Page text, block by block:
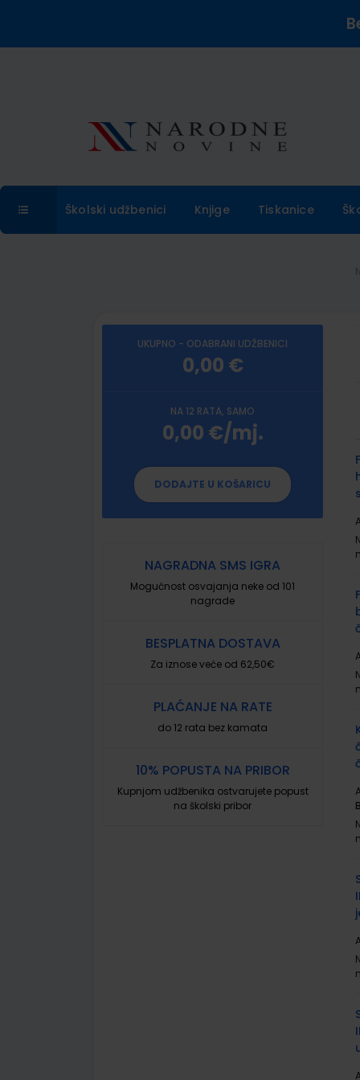
Školski udžbenici Knjige Tiskanice
UKUPNO - ODABRANI UDŽBENICI
0,00 €
NA 12 RATA, SAMO
0,00 €/mj.
DODAJTE U KOŠARICU
NAGRADNA SMS IGRA
Mogućnost osvajanja neke od 101
nagrade
BESPLATNA DOSTAVA
Za iznose veće od 62,50€
PLAĆANJE NA RATE
do 12 rata bez kamata
10% POPUSTA NA PRIBOR
Kupnjom udžbenika ostvarujete popust
na školski pribor